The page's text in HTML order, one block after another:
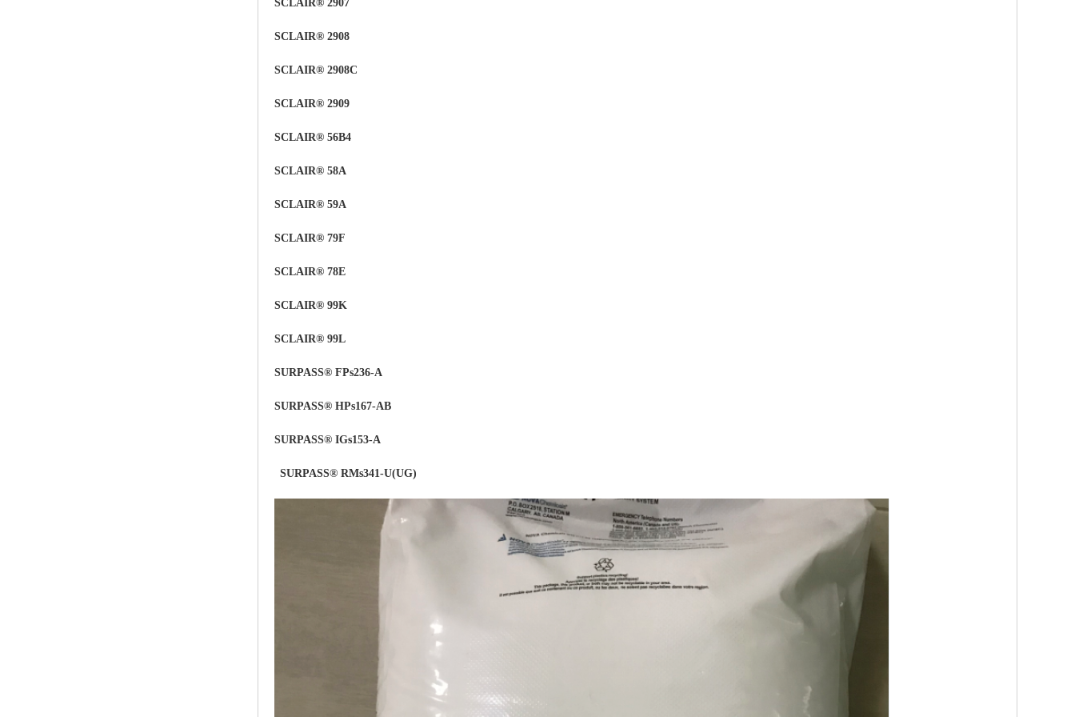
SCLAIR® 2907
SCLAIR® 2908
SCLAIR® 2908C
SCLAIR® 2909
SCLAIR® 56B4
SCLAIR® 58A
SCLAIR® 59A
SCLAIR® 79F
SCLAIR® 78E
SCLAIR® 99K
SCLAIR® 99L
SURPASS® FPs236-A
SURPASS® HPs167-AB
SURPASS® IGs153-A
SURPASS® RMs341-U(UG)